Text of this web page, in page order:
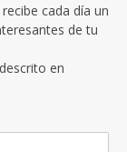
cada día un
de tu
en